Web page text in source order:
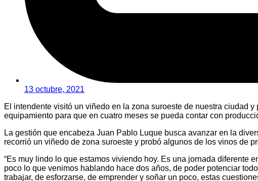
13 octubre, 2021
El intendente visitó un viñedo en la zona suroeste de nuestra ciudad
equipamiento para que en cuatro meses se pueda contar con
La gestión que encabeza Juan Pablo Luque busca avanzar en la
recorrió un viñedo de zona suroeste y probó algunos de los vinos de
“Es muy lindo lo que estamos viviendo hoy. Es una jornada diferente
poco lo que venimos hablando hace dos años, de poder potenciar
trabajar, de esforzarse, de emprender y soñar un poco, estas